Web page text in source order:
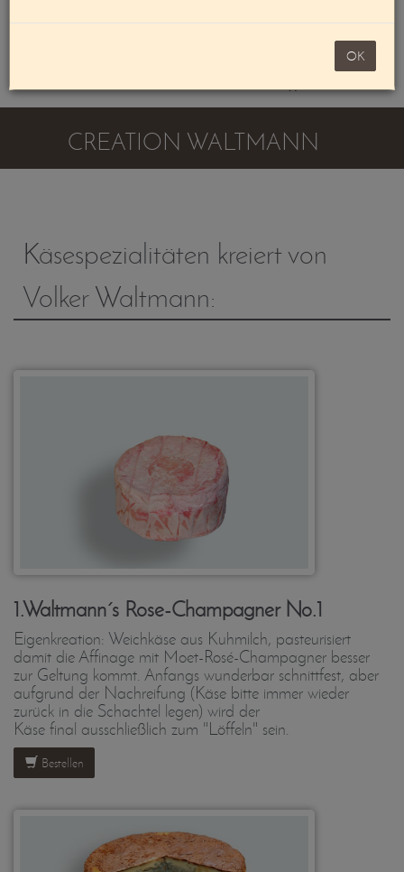
noch 100,00 €
Warenkorb
OK
CREATION WALTMANN
Käsespezialitäten kreiert von
Volker Waltmann:
1.Waltmann´s Rose-Champagner No.1
Eigenkreation: Weichkäse aus Kuhmilch, pasteurisiert
damit die Affinage mit Moet-Rosé-Champagner besser
zur Geltung kommt. Anfangs wunderbar schnittfest, aber
aufgrund der Nachreifung (Käse bitte immer wieder
zurück in die Schachtel legen) wird der
Käse final ausschließlich zum "Löffeln" sein.
Bestellen